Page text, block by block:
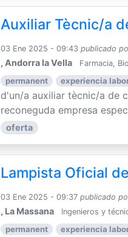
Auxiliar Tècnic/a
03 Ene 2025 - 09:43 publicado
, Andorra la Vella Farmacia,
permanent experiencia
d'un/a auxiliar tècnic/a de
reconeguda empresa
oferta
Lampista Oficial
03 Ene 2025 - 09:37 publicado
, La Massana Ingenieros y
permanent experiencia